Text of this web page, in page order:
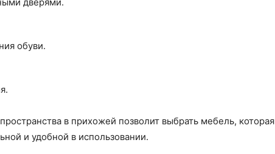
обуви.
в прихожей позволит выбрать мебель, которая
и удобной в использовании.